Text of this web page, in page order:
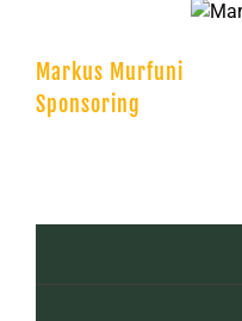
Markus Murfuni
Sponsoring